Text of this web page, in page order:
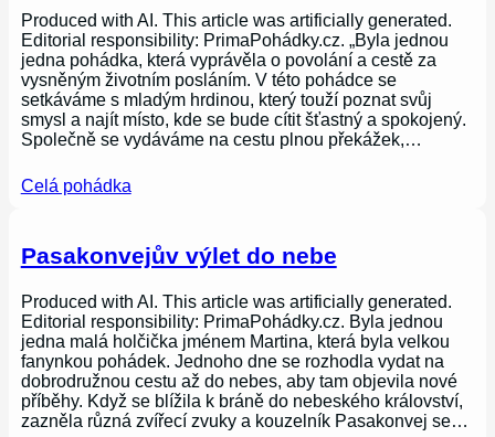
Produced with AI. This article was artificially generated.
Editorial responsibility: PrimaPohádky.cz. „Byla jednou
jedna pohádka, která vyprávěla o povolání a cestě za
vysněným životním posláním. V této pohádce se
setkáváme s mladým hrdinou, který touží poznat svůj
smysl a najít místo, kde se bude cítit šťastný a spokojený.
Společně se vydáváme na cestu plnou překážek,…
Celá pohádka
Pasakonvejův výlet do nebe
Produced with AI. This article was artificially generated.
Editorial responsibility: PrimaPohádky.cz. Byla jednou
jedna malá holčička jménem Martina, která byla velkou
fanynkou pohádek. Jednoho dne se rozhodla vydat na
dobrodružnou cestu až do nebes, aby tam objevila nové
příběhy. Když se blížila k bráně do nebeského království,
zazněla různá zvířecí zvuky a kouzelník Pasakonvej se…